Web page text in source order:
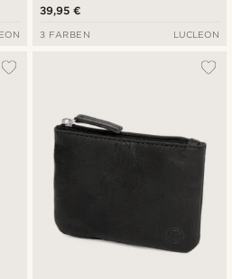
39,95 €
3 FARBEN LUCLEON